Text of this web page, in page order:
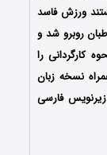
ورزش فاسد
روبرو شد و
کارگردانی را
نسخه زبان
فارسی